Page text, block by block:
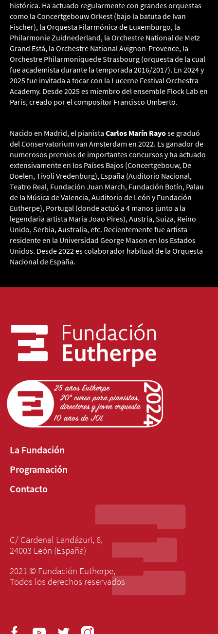
histórica. Ha actuado regularmente con grandes orquestas
como la Concertgebouw Orkest (bajo la batuta de Ivan
Fischer), la Orquesta Filarmónica de Luxemburgo, la
Philarmonie Zuidnederland, la Orchestre National de Metz
Grand Está, la Orchestre National Avignon-Provence, la
Orchestre Philarmoniquede Strasbourg (orquesta de la cual
fue academista durante la temporada 2016/2017). En 2024 y
2025 fue invitada a tocar con la Lucerne Festival Orchestra
Academy. Desde 2025 es miembro del ensemble Flock Lab en
París, creado por el compositor Francisco Umberto.
Nacido en Madrid, el pianista Carlos Marín Rayose graduó
del Conservatorium van Amsterdam en 2022. Es ganador de
numerosos premios de importantes concursos y ha actuado
extensivamente en los Países Bajos (Concertgebouw, De
Doelen, Tivoli Vredenburg), España (Auditorio Nacional,
Teatro Real, Fundación Juan March, Fundación Botín, Palau
de la Música de Valencia, Auditorio de León y Fundación
Eutherpe), Portugal (donde actuó a 4 manos junto a la
legendaria artista Maria Joao Pires), Austria, Suiza, Reino
Unido, Serbia, Australia, etc. Recientemente fue artista
residente en la Universidad George Mason en los Estados
Unidos. Desde 2022 es colaborador habitual de la Orquesta
Nacional de España.
La Fundación
Programación
Contacto
C/ Cardenal Landázuri, 6,
24003 León (España)
2021 © Fundación Eutherpe,
Todos los derechos reservados